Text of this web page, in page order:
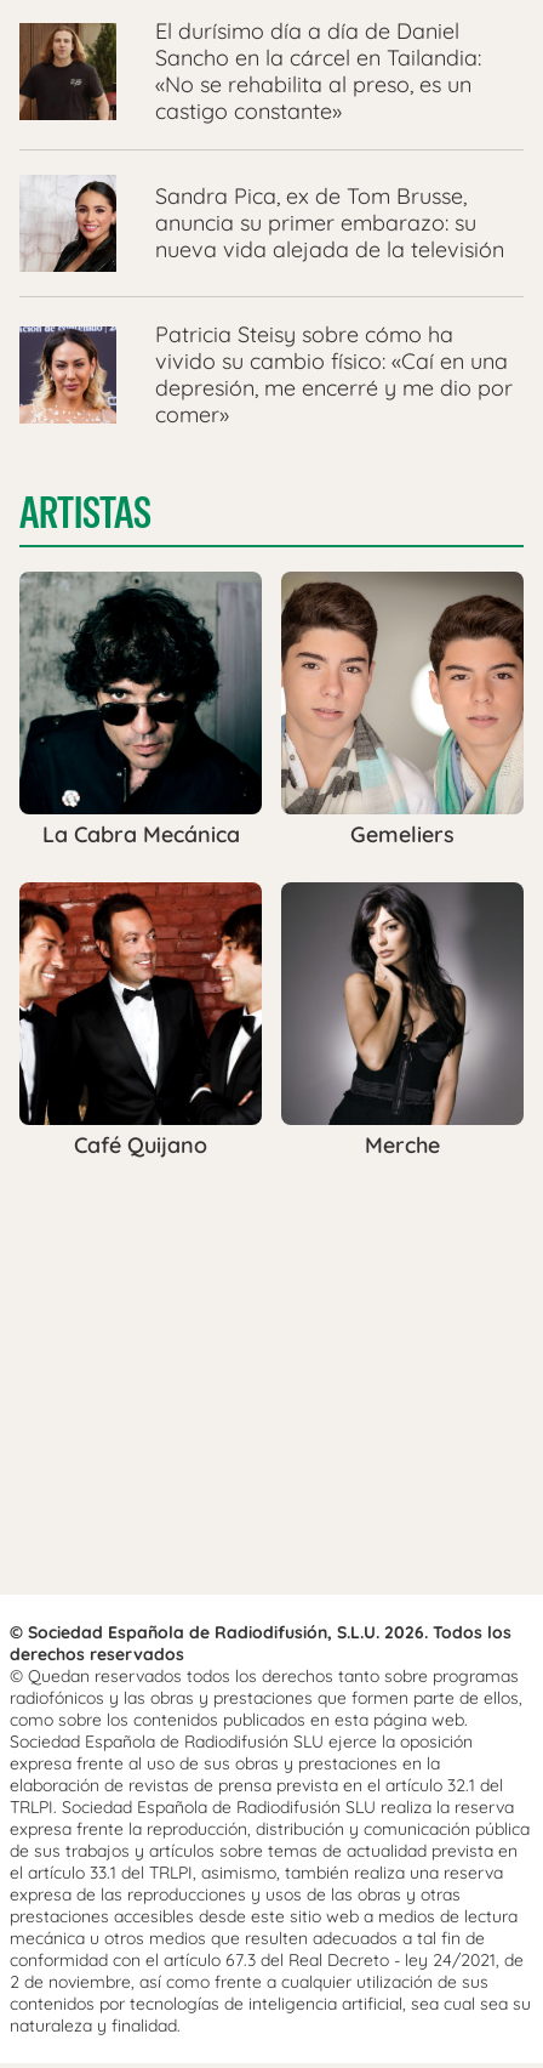
El durísimo día a día de Daniel
Sancho en la cárcel en Tailandia:
«No se rehabilita al preso, es un
castigo constante»
Sandra Pica, ex de Tom Brusse,
anuncia su primer embarazo: su
nueva vida alejada de la televisión
Patricia Steisy sobre cómo ha
vivido su cambio físico: «Caí en una
depresión, me encerré y me dio por
comer»
ARTISTAS
La Cabra Mecánica Gemeliers
Café Quijano Merche
© Sociedad Española de Radiodifusión, S.L.U. 2026. Todos los
derechos reservados
© Quedan reservados todos los derechos tanto sobre programas
radiofónicos y las obras y prestaciones que formen parte de ellos,
como sobre los contenidos publicados en esta página web.
Sociedad Española de Radiodifusión SLU ejerce la oposición
expresa frente al uso de sus obras y prestaciones en la
elaboración de revistas de prensa prevista en el artículo 32.1 del
TRLPI. Sociedad Española de Radiodifusión SLU realiza la reserva
expresa frente la reproducción, distribución y comunicación pública
de sus trabajos y artículos sobre temas de actualidad prevista en
el artículo 33.1 del TRLPI, asimismo, también realiza una reserva
expresa de las reproducciones y usos de las obras y otras
prestaciones accesibles desde este sitio web a medios de lectura
mecánica u otros medios que resulten adecuados a tal fin de
conformidad con el artículo 67.3 del Real Decreto - ley 24/2021, de
2 de noviembre, así como frente a cualquier utilización de sus
contenidos por tecnologías de inteligencia artificial, sea cual sea su
naturaleza y finalidad.